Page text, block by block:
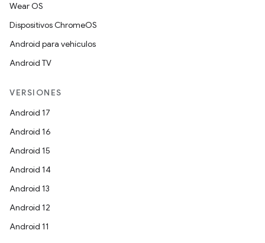
Wear OS
Dispositivos ChromeOS
Android para vehículos
Android TV
VERSIONES
Android 17
Android 16
Android 15
Android 14
Android 13
Android 12
Android 11